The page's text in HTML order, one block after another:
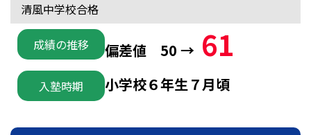
清風中学校合格
成績の推移 偏差値 50 → 61
入塾時期 小学校６年生７月頃